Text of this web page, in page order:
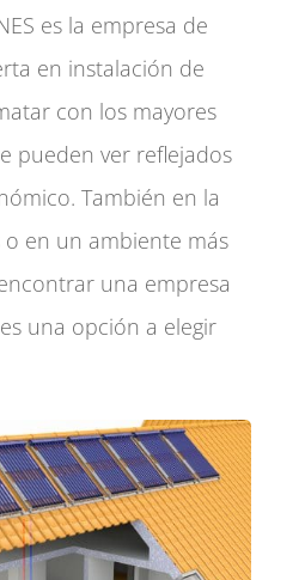
es la empresa de
en instalación de
con los mayores
pueden ver reflejados
También en la
en un ambiente más
una empresa
una opción a elegir